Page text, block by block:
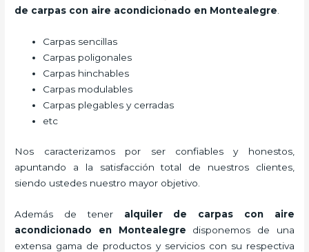
de carpas con aire acondicionado en Montealegre.
Carpas sencillas
Carpas poligonales
Carpas hinchables
Carpas modulables
Carpas plegables y cerradas
etc
Nos caracterizamos por ser confiables y honestos,
apuntando a la satisfacción total de nuestros clientes,
siendo ustedes nuestro mayor objetivo.
Además de tener alquiler de carpas con aire
acondicionado
en Montealegre disponemos de una
extensa gama de productos y servicios con su respectiva